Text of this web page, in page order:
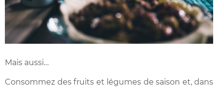
Mais aussi…
Consommez des fruits et légumes de saison et, dans